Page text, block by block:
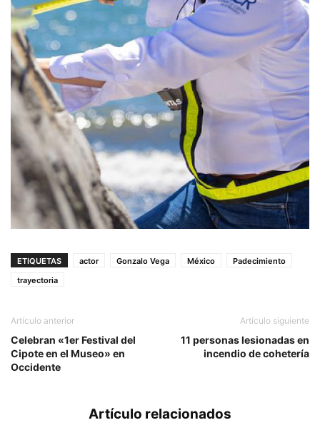
ETIQUETAS actor Gonzalo Vega México
Padecimiento
trayectoria
Artículo anterior
Celebran «1er Festival del
Cipote en el Museo» en
Occidente
Artículo siguiente
11 personas lesionadas en
incendio de cohetería
Artículo relacionados